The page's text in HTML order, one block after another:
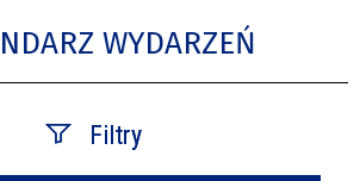
WYDARZEŃ
Filtry